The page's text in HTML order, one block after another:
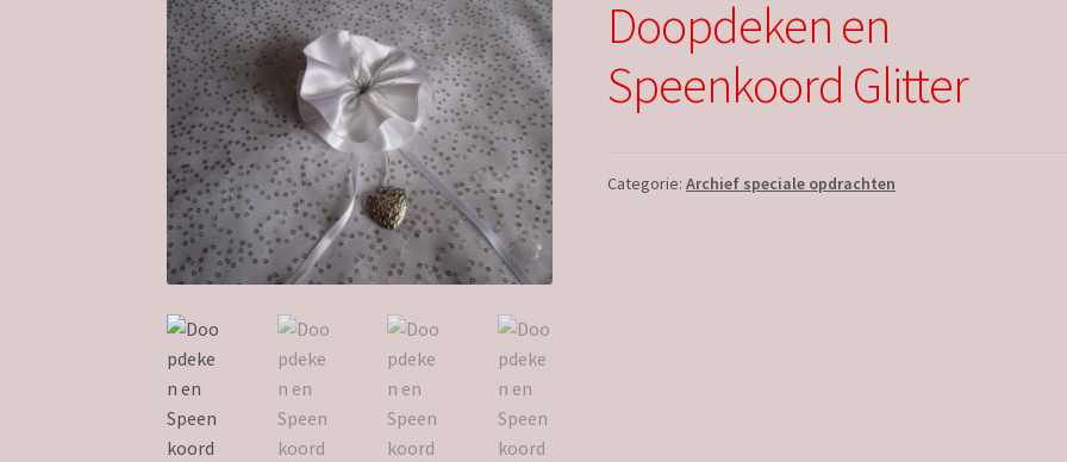
Doopdeken en
Speenkoord Glitter
Categorie:Archief speciale opdrachten